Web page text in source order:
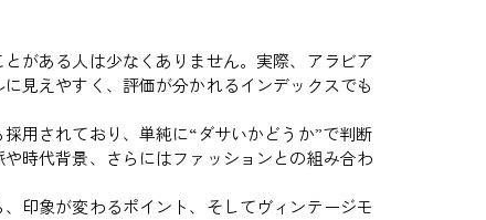
がある人は少なくありません。実際、アラビア
見えやすく、評価が分かれるインデックスでも
用されており、単純に“ダサいかどうか”で判断
時代背景、さらにはファッションとの組み合わ
印象が変わるポイント、そしてヴィンテージモ